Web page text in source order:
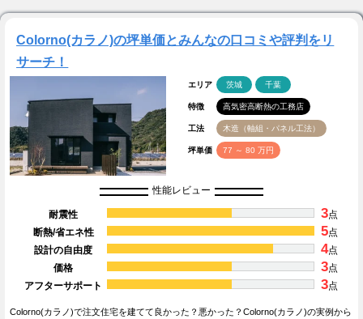
Colorno(カラノ)の坪単価とみんなの口コミや評判をリ
サーチ！
エリア 茨城 千葉
特徴 高気密高断熱の工務店
工法 木造（軸組・パネル工法）
坪単価 77 ～ 80 万円
性能レビュー
耐震性 3点
断熱/省エネ性
5点
設計の自由度
4点
価格
3点
アフターサポート
3点
Colorno(カラノ)で注文住宅を建てて良かった？悪かった？Colorno(カラノ)の実例から